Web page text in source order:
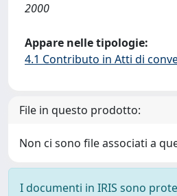
2000
Appare nelle tipologie:
4.1 Contributo in Atti di
File in questo prodotto:
Non ci sono file associati a
I documenti in IRIS sono